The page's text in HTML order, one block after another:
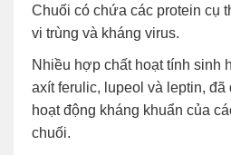
Chuối có chứa các protein cụ
vi trùng và kháng virus.
Nhiều hợp chất hoạt tính sinh
axít ferulic, lupeol và leptin,
hoạt động kháng khuẩn của
chuối.